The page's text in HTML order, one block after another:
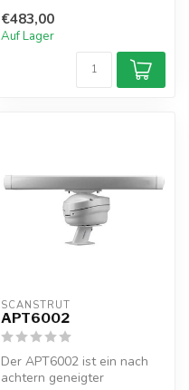
150mm / 6“ Er...
€483,00
Auf Lager
SCANSTRUT
APT6002
Der APT6002 ist ein nach
achtern geneigter